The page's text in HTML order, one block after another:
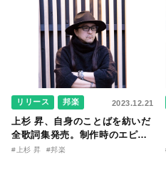
リリース 邦楽 2023.12.21
上杉 昇、自身のことばを紡いだ
全歌詞集発売。制作時のエピソ
ードから自身の歌声についても
#上杉 昇 #邦楽